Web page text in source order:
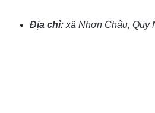
Địa chỉ: xã Nhơn Châu, Quy